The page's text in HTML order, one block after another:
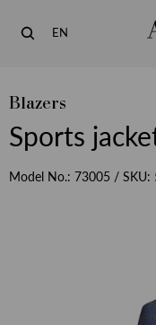
EN
Blazers
Sports
Model No.: 73005 / SKU: